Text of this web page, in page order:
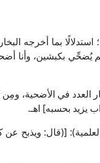
استدلالًا بما أخرجه
يُضحِّي بكبشين، وأنا
به على اختيار العدد في الأضحية،
يزيد بحسبه] اهـ.
شرح الهداية" (12/ 14، ط. دار الكتب العلمية): [(قال: